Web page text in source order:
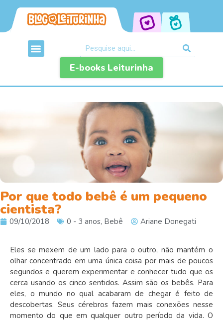
E-books Leiturinha
Por que todo bebê é um pequeno
cientista?
09/10/2018 0 - 3 anos, Bebê Ariane Donegati
Eles se mexem de um lado para o outro, não mantém o
olhar concentrado em uma única coisa por mais de poucos
segundos e querem experimentar e conhecer tudo que os
cerca usando os cinco sentidos. Assim são os bebês. Para
eles, o mundo no qual acabaram de chegar é feito de
descobertas. Seus cérebros fazem mais conexões nesse
momento do que em qualquer outro período da vida. O